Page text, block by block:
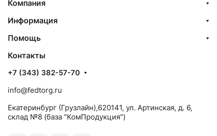
Компания
Информация
Помощь
Контакты
+7 (343) 382-57-70
info@fedtorg.ru
Екатеринбург (Грузлайн),620141, ул. Артинская, д. 6,
склад №8 (база "КомПродукция")